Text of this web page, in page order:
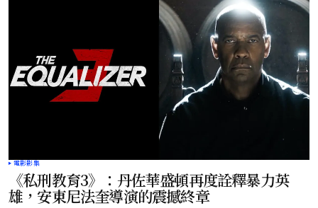
電影影集
《私刑教育3》：丹佐華盛頓再度詮釋暴力英
雄，安東尼法奎導演的震撼終章